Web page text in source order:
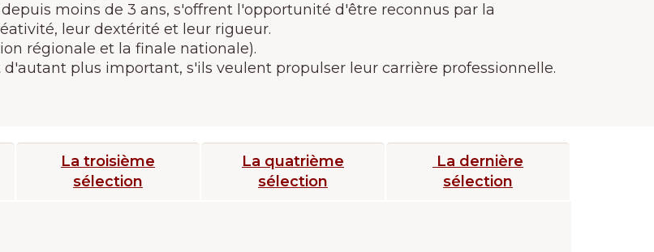
moins de 3 ans, s'offrent l'opportunité d'être reconnus par la
leur dextérité et leur rigueur.
régionale et la finale nationale).
plus important, s'ils veulent propulser leur carrière professionnelle.
La troisième
sélection
La quatrième
sélection
La dernière
sélection